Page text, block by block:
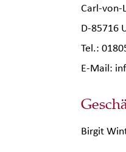
Carl-von-
D-85716
Tel.:
E-Mail:
Birgit